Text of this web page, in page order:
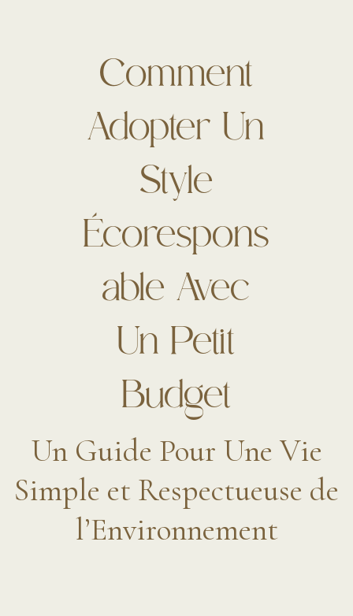
Comment
Adopter Un
Style
Écorespons
Able Avec
Un Petit
Budget
Un Guide Pour Une Vie
Simple et Respectueuse de
l’Environnement